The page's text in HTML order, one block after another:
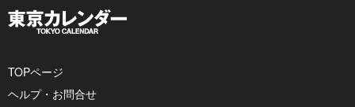
TOPページ
ヘルプ・お問合せ